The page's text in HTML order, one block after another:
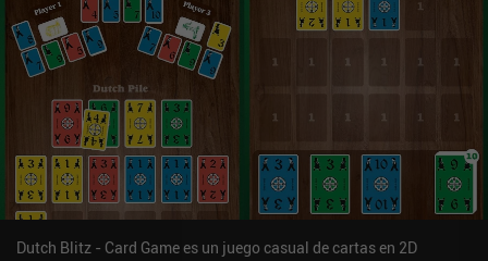
Dutch Blitz - Card Game es un juego casual de cartas en 2D